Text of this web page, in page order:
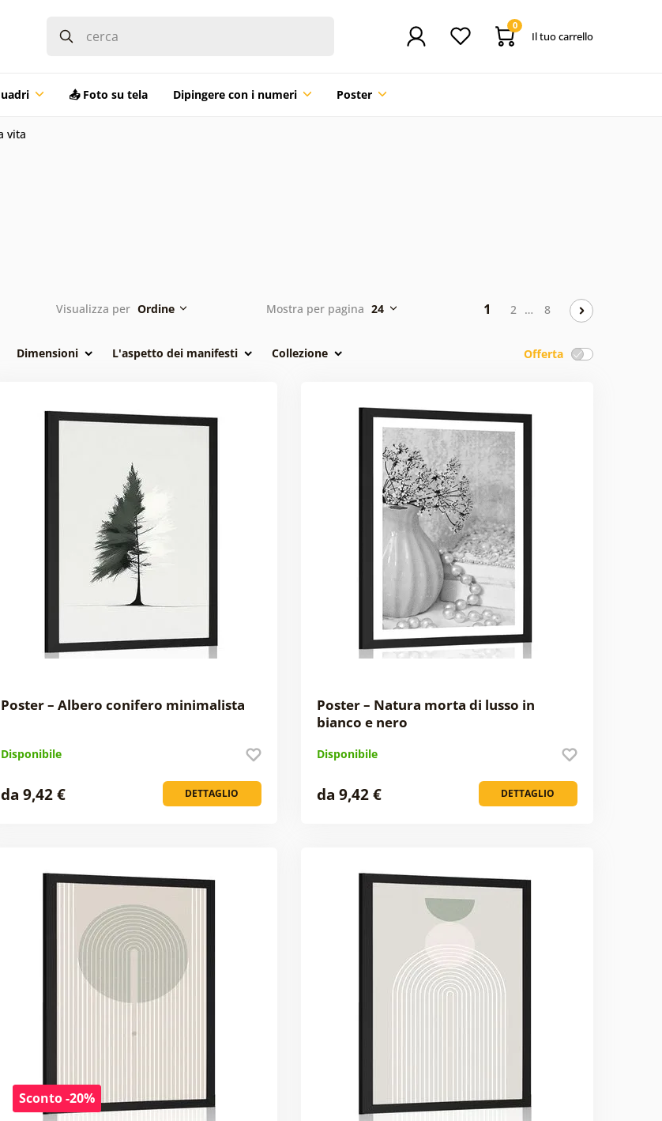
0
Il tuo carrello
📤 Foto su tela Dipingere con i numeri Poster
vita
Visualizza per Ordine Mostra per pagina 24 1 2 … 8
Offerta
Dimensioni L'aspetto dei manifesti Collezione
Poster – Albero conifero minimalista
Disponibile
DETTAGLIO
da 9,42 €
Poster – Natura morta di lusso in
bianco e nero
Disponibile
DETTAGLIO
da 9,42 €
Sconto -20%